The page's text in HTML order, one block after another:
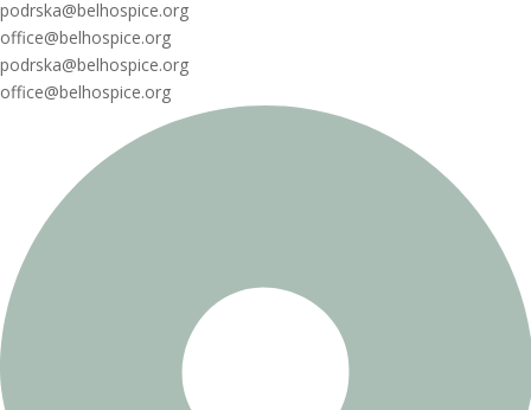
podrska@belhospice.org
office@belhospice.org
podrska@belhospice.org
office@belhospice.org